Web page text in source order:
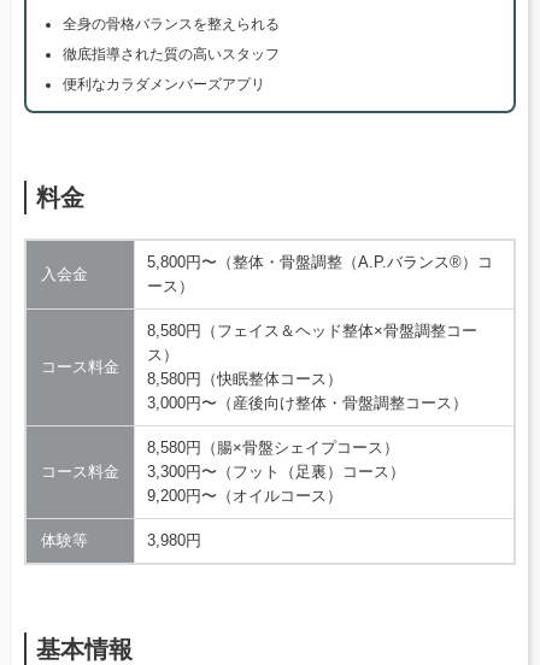
全身の骨格バランスを整えられる
徹底指導された質の高いスタッフ
便利なカラダメンバーズアプリ
料金
入会金
5,800円〜（整体・骨盤調整（A.P.バランス®）コ
ース）
コース料金
8,580円（フェイス＆ヘッド整体×骨盤調整コー
ス）
8,580円（快眠整体コース）
3,000円〜（産後向け整体・骨盤調整コース）
コース料金
8,580円（腸×骨盤シェイプコース）
3,300円〜（フット（足裏）コース）
9,200円〜（オイルコース）
体験等 3,980円
基本情報